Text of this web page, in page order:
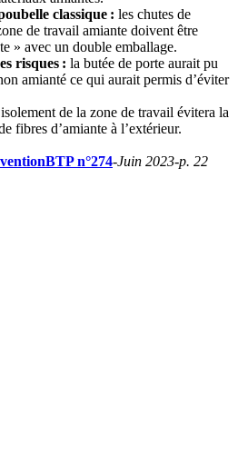
classique : les chutes de
de travail amiante doivent être
» avec un double emballage.
risques : la butée de porte aurait pu
amianté ce qui aurait permis d’éviter
de la zone de travail évitera la
fibres d’amiante à l’extérieur.
n°274-Juin 2023-p. 22